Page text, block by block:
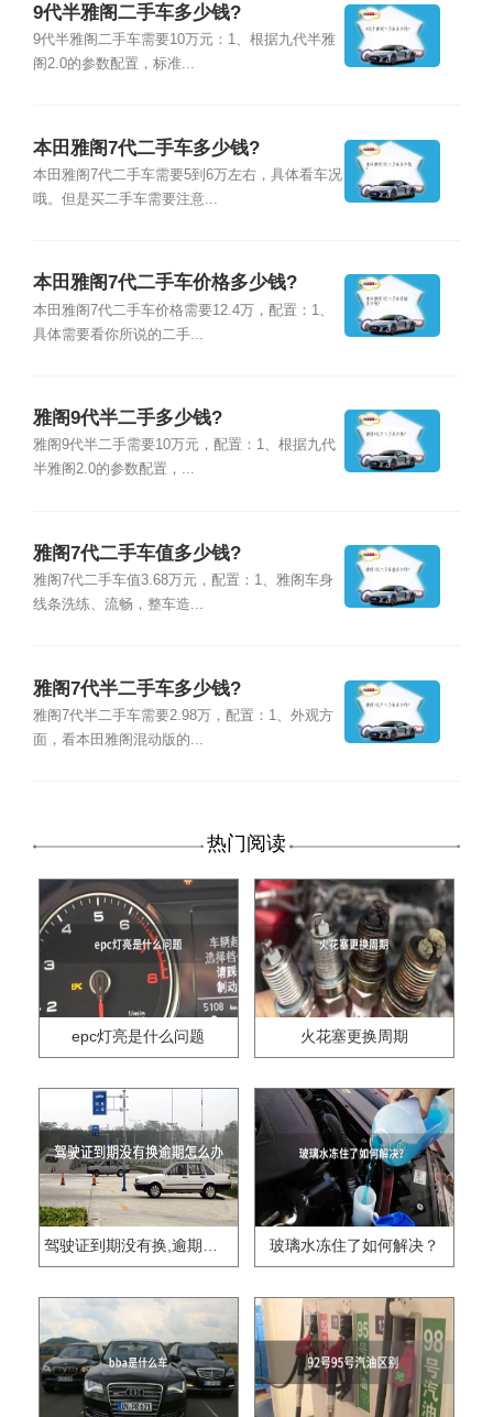
9代半雅阁二手车多少钱?
9代半雅阁二手车需要10万元：1、根据九代半雅
阁2.0的参数配置，标准...
本田雅阁7代二手车多少钱?
本田雅阁7代二手车需要5到6万左右，具体看车况
哦。但是买二手车需要注意...
本田雅阁7代二手车价格多少钱?
本田雅阁7代二手车价格需要12.4万，配置：1、
具体需要看你所说的二手...
雅阁9代半二手多少钱?
雅阁9代半二手需要10万元，配置：1、根据九代
半雅阁2.0的参数配置，...
雅阁7代二手车值多少钱?
雅阁7代二手车值3.68万元，配置：1、雅阁车身
线条洗练、流畅，整车造...
雅阁7代半二手车多少钱?
雅阁7代半二手车需要2.98万，配置：1、外观方
面，看本田雅阁混动版的...
热门阅读
epc灯亮是什么问题 火花塞更换周期
驾驶证到期没有换,逾期怎么办?? 玻璃水冻住了如何解决？